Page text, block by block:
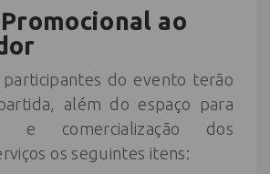
ao
participantes do evento terão
além do espaço para
e comercialização dos
os seguintes itens: